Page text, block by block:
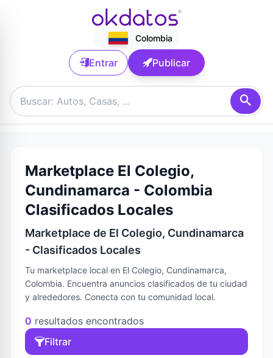
Colombia
Entrar Publicar
Marketplace El Colegio,
Cundinamarca - Colombia
Clasificados Locales
Marketplace de El Colegio, Cundinamarca
- Clasificados Locales
Tu marketplace local en El Colegio, Cundinamarca,
Colombia. Encuentra anuncios clasificados de tu ciudad
y alrededores. Conecta con tu comunidad local.
0 resultados encontrados
Filtrar